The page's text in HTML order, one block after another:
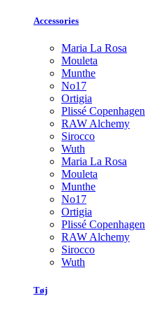
Accessories
Maria La Rosa
Mouleta
Munthe
No17
Ortigia
Plissé Copenhagen
RAW Alchemy
Sirocco
Wuth
Maria La Rosa
Mouleta
Munthe
No17
Ortigia
Plissé Copenhagen
RAW Alchemy
Sirocco
Wuth
Tøj